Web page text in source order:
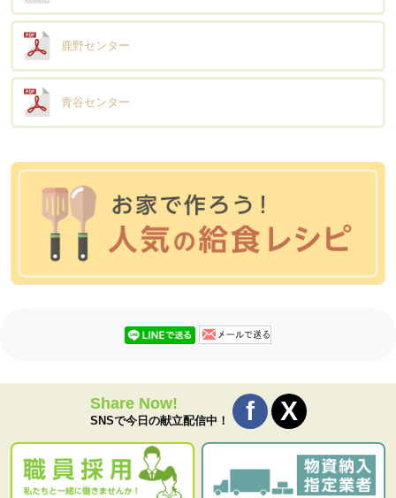
鹿野センター
青谷センター
Share Now!
SNSで今日の献立配信中！